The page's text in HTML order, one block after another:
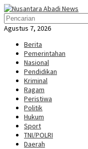
Loncat
ke
konten
Menu
Mobile
Agustus 7, 2026
Berita
Pemerintahan
Nasional
Pendidikan
Kriminal
Ragam
Peristiwa
Politik
Hukum
Sport
TNI/POLRI
Daerah